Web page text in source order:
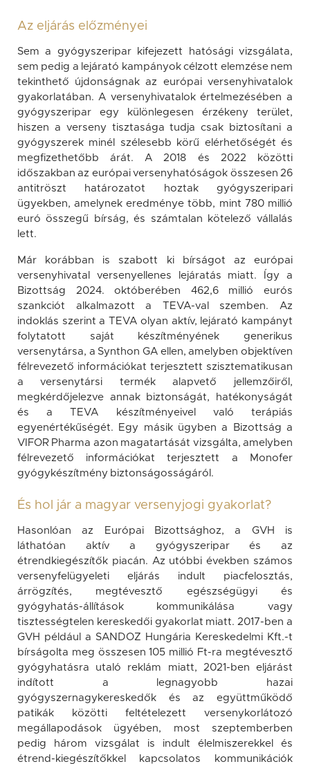
Az eljárás előzményei
Sem a gyógyszeripar kifejezett hatósági vizsgálata,
sem pedig a lejárató kampányok célzott elemzése nem
tekinthető újdonságnak az európai versenyhivatalok
gyakorlatában. A versenyhivatalok értelmezésében a
gyógyszeripar egy különlegesen érzékeny terület,
hiszen a verseny tisztasága tudja csak biztosítani a
gyógyszerek minél szélesebb körű elérhetőségét és
megfizethetőbb árát. A 2018 és 2022 közötti
időszakban az európai versenyhatóságok összesen 26
antitröszt határozatot hoztak gyógyszeripari
ügyekben, amelynek eredménye több, mint 780 millió
euró összegű bírság, és számtalan kötelező vállalás
lett.
Már korábban is szabott ki bírságot az európai
versenyhivatal versenyellenes lejáratás miatt. Így a
Bizottság 2024. októberében 462,6 millió eurós
szankciót alkalmazott a TEVA-val szemben. Az
indoklás szerint a TEVA olyan aktív, lejárató kampányt
folytatott saját készítményének generikus
versenytársa, a Synthon GA ellen, amelyben objektíven
félrevezető információkat terjesztett szisztematikusan
a versenytársi termék alapvető jellemzőiről,
megkérdőjelezve annak biztonságát, hatékonyságát
és a TEVA készítményeivel való terápiás
egyenértékűségét. Egy másik ügyben a Bizottság a
VIFOR Pharma azon magatartását vizsgálta, amelyben
félrevezető információkat terjesztett a Monofer
gyógykészítmény biztonságosságáról.
És hol jár a magyar versenyjogi gyakorlat?
Hasonlóan az Európai Bizottsághoz, a GVH is
láthatóan aktív a gyógyszeripar és az
étrendkiegészítők piacán. Az utóbbi években számos
versenyfelügyeleti eljárás indult piacfelosztás,
árrögzítés, megtévesztő egészségügyi és
gyógyhatás-állítások kommunikálása vagy
tisztességtelen kereskedői gyakorlat miatt. 2017-ben a
GVH például a SANDOZ Hungária Kereskedelmi Kft.-t
bírságolta meg összesen 105 millió Ft-ra megtévesztő
gyógyhatásra utaló reklám miatt, 2021-ben eljárást
indított a legnagyobb hazai
gyógyszernagykereskedők és az együttműködő
patikák közötti feltételezett versenykorlátozó
megállapodások ügyében, most szeptemberben
pedig három vizsgálat is indult élelmiszerekkel és
étrend-kiegészítőkkel kapcsolatos kommunikációk